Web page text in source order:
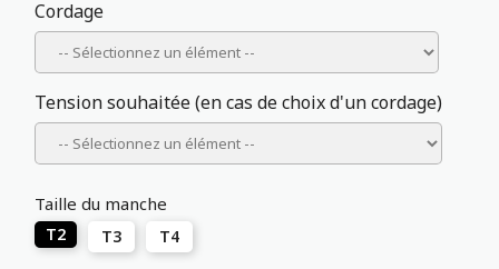
Cordage
Tension souhaitée (en cas de choix d'un cordage)
Taille du manche
T2 T3 T4